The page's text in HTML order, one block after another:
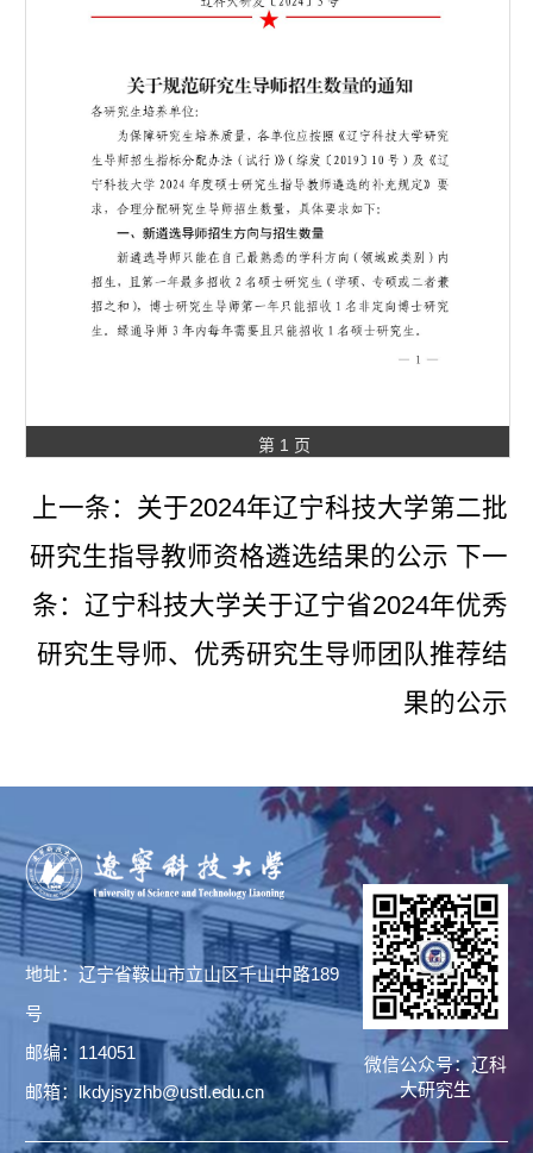
第 1 页
上一条： 关于2024年辽宁科技大学第二批
研究生指导教师资格遴选结果的公示 下一
条： 辽宁科技大学关于辽宁省2024年优秀
研究生导师、优秀研究生导师团队推荐结
果的公示
地址：辽宁省鞍山市立山区千山中路189
号
邮编：114051
邮箱：lkdyjsyzhb@ustl.edu.cn
微信公众号：辽科
大研究生